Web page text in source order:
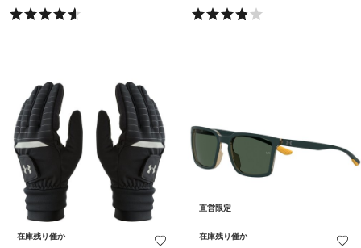
在庫残り僅か
直営限定
在庫残り僅か